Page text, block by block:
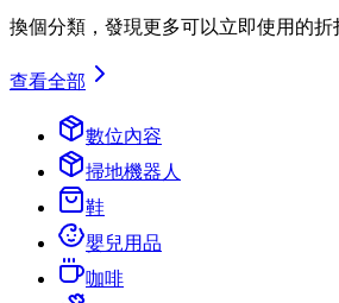
換個分類，發現更多可以立即使用的折
查看全部
數位內容
掃地機器人
鞋
嬰兒用品
咖啡